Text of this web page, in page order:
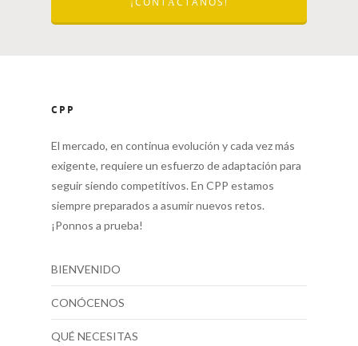
CPP
El mercado, en continua evolución y cada vez más
exigente, requiere un esfuerzo de adaptación para
seguir siendo competitivos. En CPP estamos
siempre preparados a asumir nuevos retos.
¡Ponnos a prueba!
BIENVENIDO
CONÓCENOS
QUÉ NECESITAS